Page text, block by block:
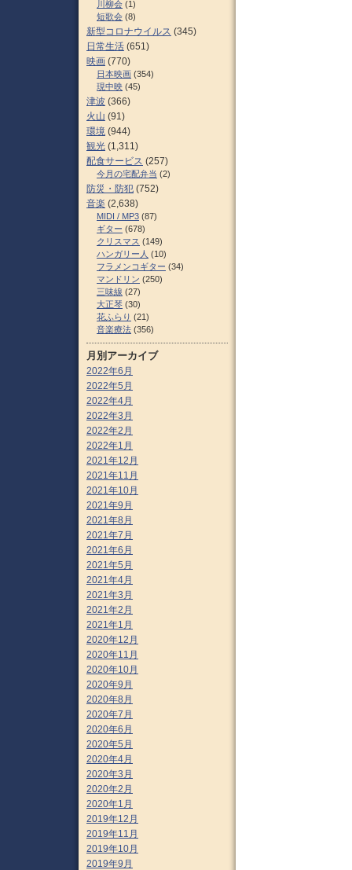
川柳会 (1)
短歌会 (8)
新型コロナウイルス (345)
日常生活 (651)
映画 (770)
日本映画 (354)
現中映 (45)
津波 (366)
火山 (91)
環境 (944)
観光 (1,311)
配食サービス (257)
今月の宅配弁当 (2)
防災・防犯 (752)
音楽 (2,638)
MIDI / MP3 (87)
ギター (678)
クリスマス (149)
ハンガリー人 (10)
フラメンコギター (34)
マンドリン (250)
三味線 (27)
大正琴 (30)
花ふらり (21)
音楽療法 (356)
月別アーカイブ
2022年6月
2022年5月
2022年4月
2022年3月
2022年2月
2022年1月
2021年12月
2021年11月
2021年10月
2021年9月
2021年8月
2021年7月
2021年6月
2021年5月
2021年4月
2021年3月
2021年2月
2021年1月
2020年12月
2020年11月
2020年10月
2020年9月
2020年8月
2020年7月
2020年6月
2020年5月
2020年4月
2020年3月
2020年2月
2020年1月
2019年12月
2019年11月
2019年10月
2019年9月